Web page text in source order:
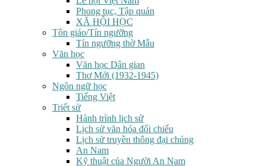
Phong tục, Tập quán
XÃ HỘI HỌC
Tôn giáo/Tín ngưỡng
Tín ngưỡng thờ Mẫu
Văn học
Văn học Dân gian
Thơ Mới (1932-1945)
Ngôn ngữ học
Tiếng Việt
Triết sử
Hành trình lịch sử
Lịch sử văn hóa đối chiếu
Lịch sử truyền thông đại chúng
An Nam
Kỹ thuật của Người An Nam